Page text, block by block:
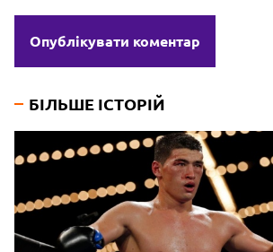
БІЛЬШЕ ІСТОРІЙ